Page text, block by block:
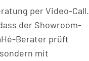
per Video-Call.
der Showroom-
Berater prüft
mit